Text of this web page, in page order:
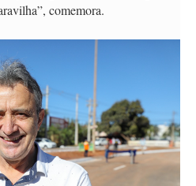
comemora.